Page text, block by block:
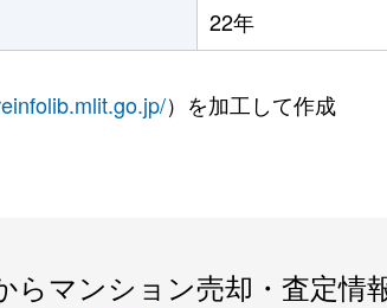
22年
）を加工して作成
らマンション売却・査定情